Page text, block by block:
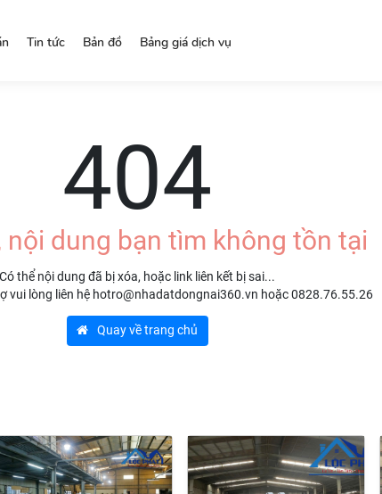
Tin tức Bản đồ Bảng giá dịch vụ
404
nội dung bạn tìm không tồn tại
Có thể nội dung đã bị xóa, hoặc link liên kết bị sai...
vui lòng liên hệ hotro@nhadatdongnai360.vn hoặc 0828.76.55.26
Quay về trang chủ